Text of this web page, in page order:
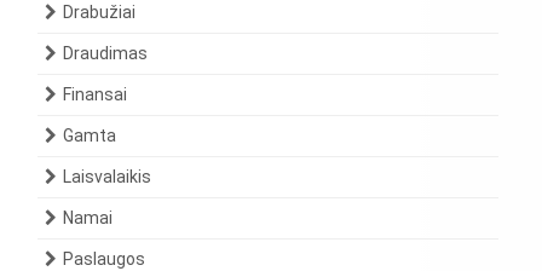
Drabužiai
Draudimas
Finansai
Gamta
Laisvalaikis
Namai
Paslaugos